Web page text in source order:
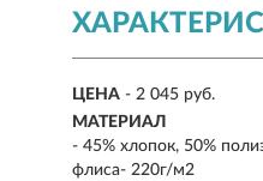
ЦЕНА - 2 045 руб.
МАТЕРИАЛ
- 45% хлопок, 50%
флиса- 220г/м2